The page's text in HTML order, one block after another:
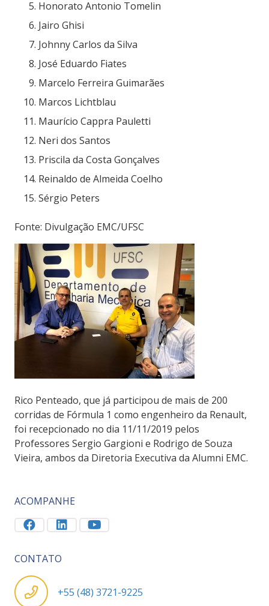
Honorato Antonio Tomelin
Jairo Ghisi
Johnny Carlos da Silva
José Eduardo Fiates
Marcelo Ferreira Guimarães
Marcos Lichtblau
Maurício Cappra Pauletti
Neri dos Santos
Priscila da Costa Gonçalves
Reinaldo de Almeida Coelho
Sérgio Peters
Fonte: Divulgação EMC/UFSC
Rico Penteado, que já participou de mais de 200
corridas de Fórmula 1 como engenheiro da Renault,
foi recepcionado no dia 11/11/2019 pelos
Professores Sergio Gargioni e Rodrigo de Souza
Vieira, ambos da Diretoria Executiva da Alumni EMC.
ACOMPANHE
CONTATO
+55 (48) 3721-9225